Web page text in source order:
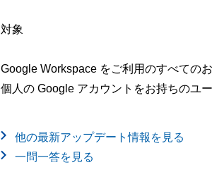
対象
Google Workspace をご利用のすべての
個人の Google アカウントをお持ちのユ
他の最新アップデート情報を見る
一問一答を見る